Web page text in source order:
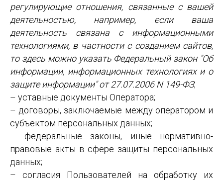
регулирующие отношения, связанные с вашей
деятельностью, например, если ваша
деятельность связана с информационными
технологиями, в частности с созданием сайтов,
то здесь можно указать Федеральный закон "Об
информации, информационных технологиях и о
защите информации" от 27.07.2006 N 149-ФЗ;
– уставные документы Оператора;
– договоры, заключаемые между оператором и
субъектом персональных данных;
– федеральные законы, иные нормативно-
правовые акты в сфере защиты персональных
данных;
– согласия Пользователей на обработку их